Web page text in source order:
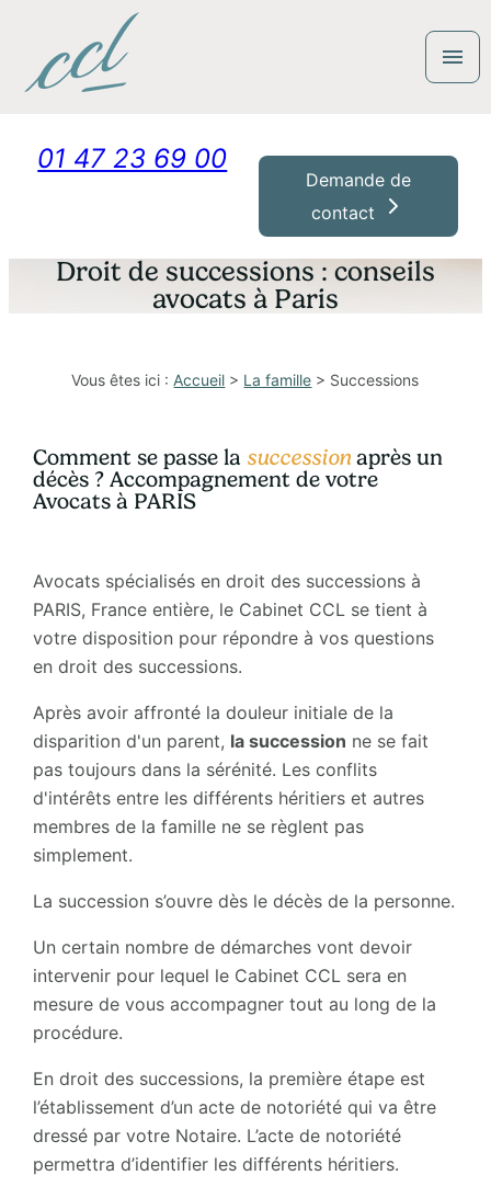
menu
01 47 23 69 00
Demande de
contact
Droit de successions : conseils
avocats à Paris
Vous êtes ici : Accueil > La famille > Successions
Comment se passe la succession après un
décès ? Accompagnement de votre
Avocats à PARIS
Avocats spécialisés en droit des successions à
PARIS, France entière, le Cabinet CCL se tient à
votre disposition pour répondre à vos questions
en droit des successions.
Après avoir affronté la douleur initiale de la
disparition d'un parent, la succession ne se fait
pas toujours dans la sérénité. Les conflits
d'intérêts entre les différents héritiers et autres
membres de la famille ne se règlent pas
simplement.
La succession s’ouvre dès le décès de la personne.
Un certain nombre de démarches vont devoir
intervenir pour lequel le Cabinet CCL sera en
mesure de vous accompagner tout au long de la
procédure.
En droit des successions, la première étape est
l’établissement d’un acte de notoriété qui va être
dressé par votre Notaire. L’acte de notoriété
permettra d’identifier les différents héritiers.
Panneau de gestion des cookies